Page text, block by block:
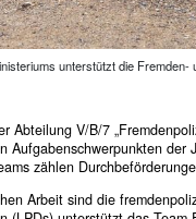
unterstützt die
Abteilung V/B/7
Aufgabenschwerpunkten
zählen
Arbeit sind die